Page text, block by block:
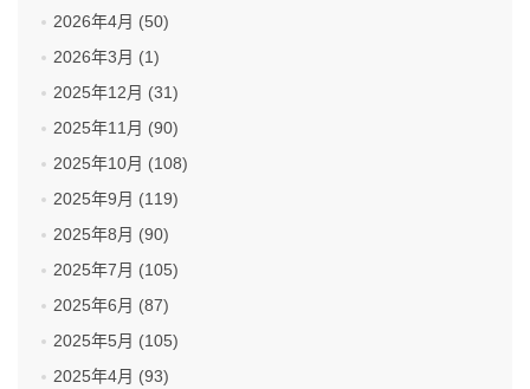
2026年4月 (50)
2026年3月 (1)
2025年12月 (31)
2025年11月 (90)
2025年10月 (108)
2025年9月 (119)
2025年8月 (90)
2025年7月 (105)
2025年6月 (87)
2025年5月 (105)
2025年4月 (93)